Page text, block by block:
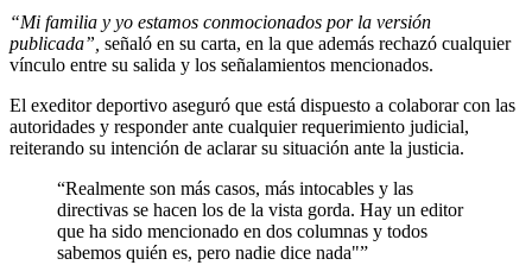
“Mi familia y yo estamos conmocionados por la versión
publicada”, señaló en su carta, en la que además rechazó cualquier
vínculo entre su salida y los señalamientos mencionados.
El exeditor deportivo aseguró que está dispuesto a colaborar con las
autoridades y responder ante cualquier requerimiento judicial,
reiterando su intención de aclarar su situación ante la justicia.
“Realmente son más casos, más intocables y las
directivas se hacen los de la vista gorda. Hay un editor
que ha sido mencionado en dos columnas y todos
sabemos quién es, pero nadie dice nada"”